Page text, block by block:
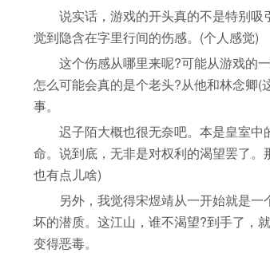
说实话，游戏的开头真的不是特别吸
觉到隐含在字里行间的伤感。(个人感觉)
这个伤感从哪里来呢?可能从游戏的一
怎么可能会真的是个老头?从他和林念卿
事。
迟子陌大概也很无奈吧。本是皇室中
命。说到底，无非是对权利的渴望罢了
也有点儿啥)
另外，我觉得宋煜靖从一开始就是一
坏的潜质。这江山，谁不渴望?到手了，
变得恶毒。